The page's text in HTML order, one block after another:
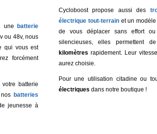
unebatterie
ou 48v, nous
qui vous est
forcément
batterie
nosbatteries
jeunesse à
Cycloboost propose aussi des
électrique tout-terrainet un
de vous déplacer sans effort
silencieuses, elles permettent
kilomètres rapidement. Leur
aurez choisie.
Pour une utilisation citadine ou
électriques dans notre boutique !